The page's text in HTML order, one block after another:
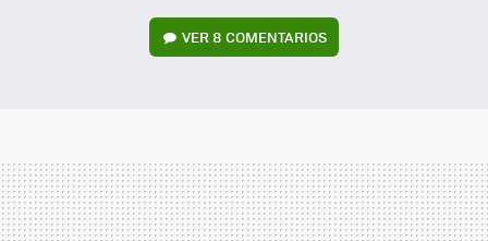
VER8 COMENTARIOS